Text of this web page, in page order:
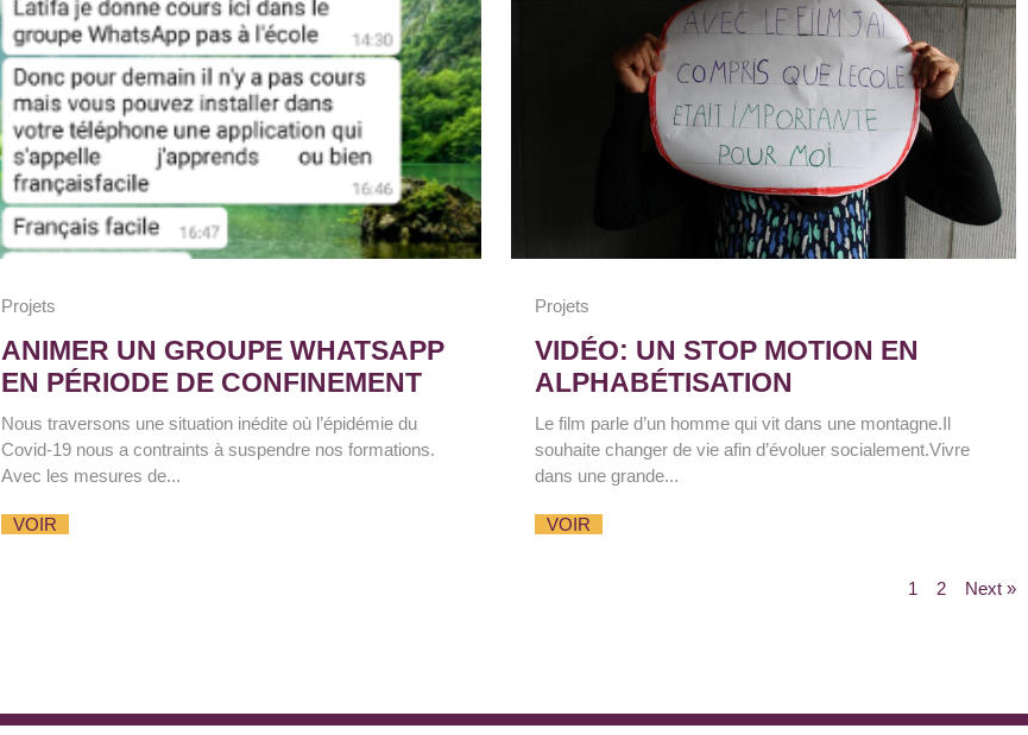
Projets
ANIMER UN GROUPE WHATSAPP
EN PÉRIODE DE CONFINEMENT
Nous traversons une situation inédite où l’épidémie du
Covid-19 nous a contraints à suspendre nos formations.
Avec les mesures de...
VOIR
Projets
VIDÉO: UN STOP MOTION EN
ALPHABÉTISATION
Le film parle d’un homme qui vit dans une montagne.Il
souhaite changer de vie afin d’évoluer socialement.Vivre
dans une grande...
VOIR
1 2 Next »